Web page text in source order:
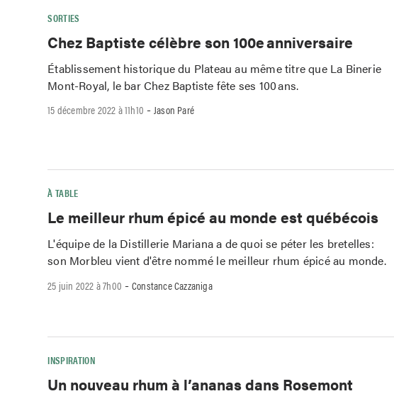
SORTIES
Chez Baptiste célèbre son 100e anniversaire
Établissement historique du Plateau au même titre que La Binerie
Mont-Royal, le bar Chez Baptiste fête ses 100 ans.
15 décembre 2022 à 11h10 -Jason Paré
À TABLE
Le meilleur rhum épicé au monde est québécois
L'équipe de la Distillerie Mariana a de quoi se péter les bretelles:
son Morbleu vient d'être nommé le meilleur rhum épicé au monde.
25 juin 2022 à 7h00 -Constance Cazzaniga
INSPIRATION
Un nouveau rhum à l’ananas dans Rosemont